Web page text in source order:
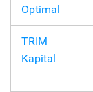
Optimal
TRIM
Kapital